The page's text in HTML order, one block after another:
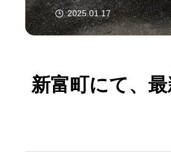
2025.01.17
新富町にて、